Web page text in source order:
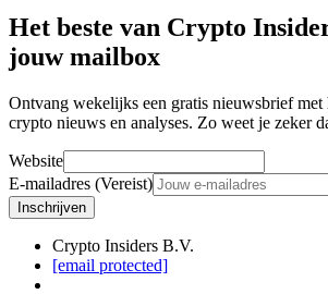
Het beste van Crypto
jouw mailbox
Ontvang wekelijks een gratis nieuwsbrief met
crypto nieuws en analyses. Zo weet je zeker
Website
E-mailadres (Vereist)
Inschrijven
Crypto Insiders B.V.
[email protected]